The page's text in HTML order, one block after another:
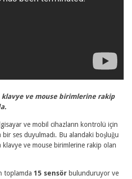
klavye ve mouse birimlerine rakip
ve mobil cihazların kontrolü için
ses duyulmadı. Bu alandaki boşluğu
klavye ve mouse birimlerine rakip olan
toplamda 15 sensör bulunduruyor ve